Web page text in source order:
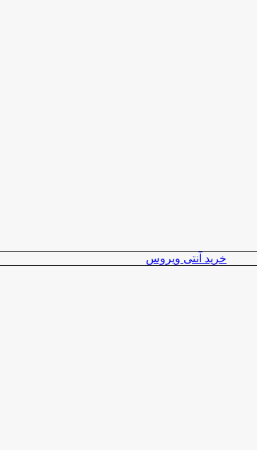
خرید آنتی ویروس